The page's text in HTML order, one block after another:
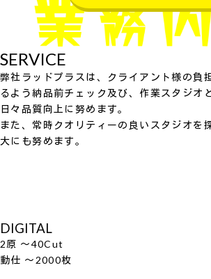
SERVICE
弊社ラッドプラスは、クライアント様の負
るよう納品前チェック及び、作業スタジオ
日々品質向上に努めます。
また、常時クオリティーの良いスタジオを
大にも努めます。
DIGITAL
2原 ～40Cut
動仕 ～2000枚